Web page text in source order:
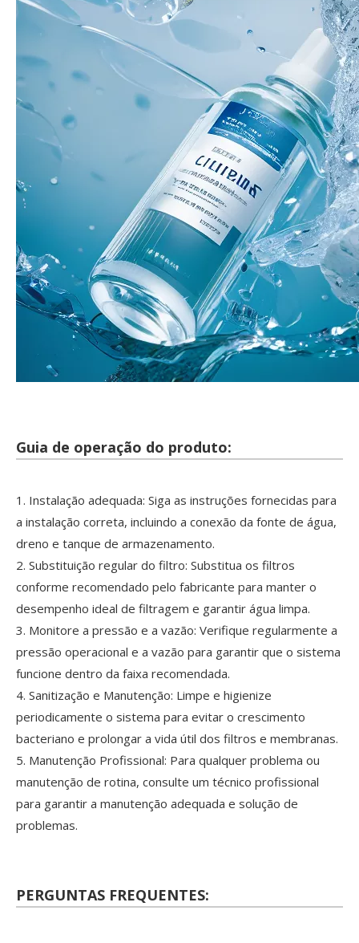
Guia de operação do produto:
1. Instalação adequada: Siga as instruções fornecidas para
a instalação correta, incluindo a conexão da fonte de água,
dreno e tanque de armazenamento.
2. Substituição regular do filtro: Substitua os filtros
conforme recomendado pelo fabricante para manter o
desempenho ideal de filtragem e garantir água limpa.
3. Monitore a pressão e a vazão: Verifique regularmente a
pressão operacional e a vazão para garantir que o sistema
funcione dentro da faixa recomendada.
4. Sanitização e Manutenção: Limpe e higienize
periodicamente o sistema para evitar o crescimento
bacteriano e prolongar a vida útil dos filtros e membranas.
5. Manutenção Profissional: Para qualquer problema ou
manutenção de rotina, consulte um técnico profissional
para garantir a manutenção adequada e solução de
problemas.
PERGUNTAS FREQUENTES: